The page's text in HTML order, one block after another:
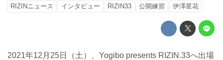
RIZINニュース インタビュー RIZIN33 公開練習 伊澤星花
2021年12月25日（土）、Yogibo presents RIZIN.33へ出場